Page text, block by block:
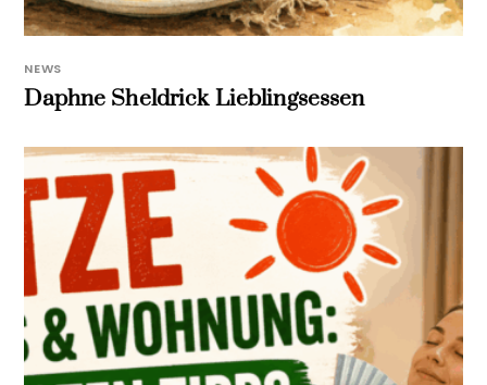
NEWS
Daphne Sheldrick Lieblingsessen